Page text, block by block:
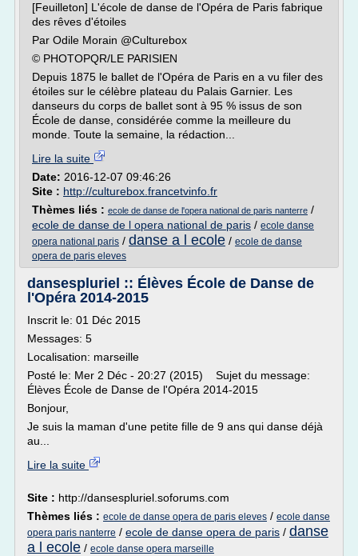
[Feuilleton] L'école de danse de l'Opéra de Paris fabrique
des rêves d'étoiles
Par Odile Morain @Culturebox
© PHOTOPQR/LE PARISIEN
Depuis 1875 le ballet de l'Opéra de Paris en a vu filer des
étoiles sur le célèbre plateau du Palais Garnier. Les
danseurs du corps de ballet sont à 95 % issus de son
École de danse, considérée comme la meilleure du
monde. Toute la semaine, la rédaction...
Lire la suite
Date: 2016-12-07 09:46:26
Site : http://culturebox.francetvinfo.fr
Thèmes liés : ecole de danse de l'opera national de paris nanterre /
ecole de danse de l opera national de paris / ecole danse
opera national paris / danse a l ecole / ecole de danse
opera de paris eleves
dansespluriel :: Élèves École de Danse de
l'Opéra 2014-2015
Inscrit le: 01 Déc 2015
Messages: 5
Localisation: marseille
Posté le: Mer 2 Déc - 20:27 (2015) Sujet du message:
Élèves École de Danse de l'Opéra 2014-2015
Bonjour,
Je suis la maman d'une petite fille de 9 ans qui danse déjà
au...
Lire la suite
Site : http://dansespluriel.soforums.com
Thèmes liés : ecole de danse opera de paris eleves / ecole danse
opera paris nanterre / ecole de danse opera de paris / danse
a l ecole / ecole danse opera marseille